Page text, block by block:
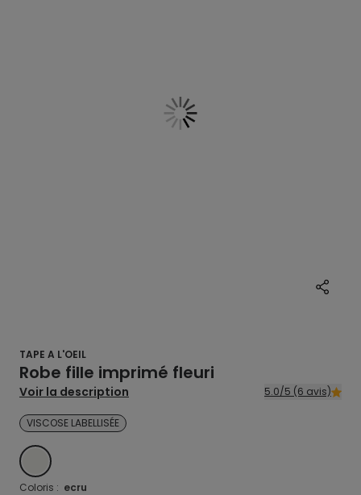
TAPE A L'OEIL
Robe fille imprimé fleuri
Voir la description 5.0/5 (6 avis)
VISCOSE LABELLISÉE
ECRU
Coloris : ecru